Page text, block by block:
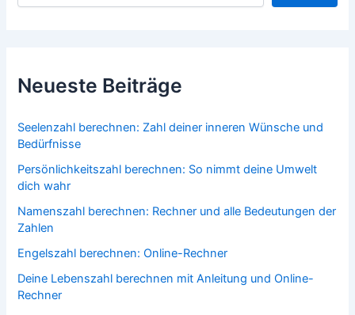
Neueste Beiträge
Seelenzahl berechnen: Zahl deiner inneren Wünsche und
Bedürfnisse
Persönlichkeitszahl berechnen: So nimmt deine Umwelt
dich wahr
Namenszahl berechnen: Rechner und alle Bedeutungen der
Zahlen
Engelszahl berechnen: Online-Rechner
Deine Lebenszahl berechnen mit Anleitung und Online-
Rechner